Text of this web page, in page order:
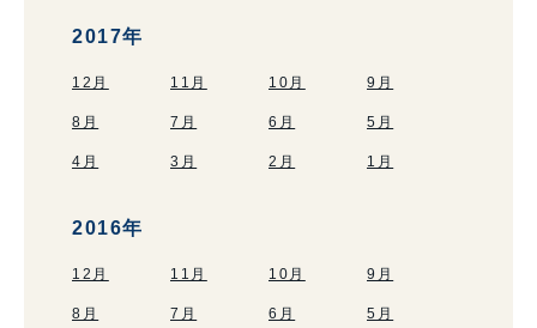
2017年
12月 11月 10月 9月
8月 7月 6月 5月
4月 3月 2月 1月
2016年
12月 11月 10月 9月
8月 7月 6月 5月